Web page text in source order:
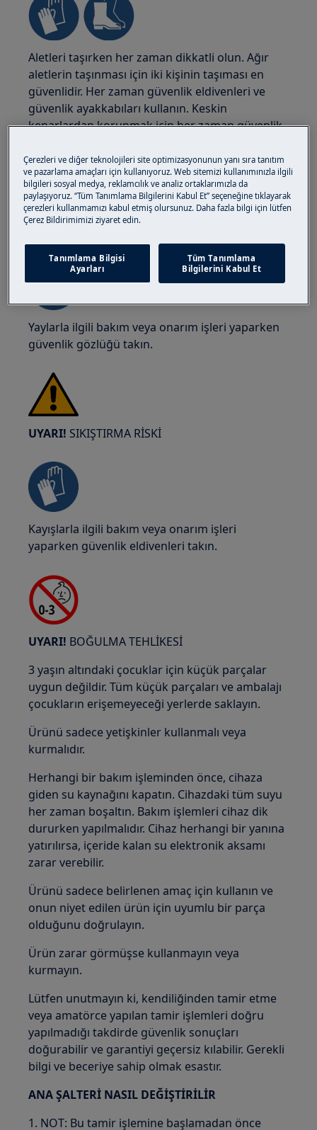
Aletleri taşırken her zaman dikkatli olun. Ağır
aletlerin taşınması için iki kişinin taşıması en
güvenlidir. Her zaman güvenlik eldivenleri ve
güvenlik ayakkabıları kullanın. Keskin
kenarlardan korunmak için her zaman güvenlik
Yaylarla ilgili bakım veya onarım işleri yaparken
güvenlik gözlüğü takın.
UYARI! SIKIŞTIRMA RİSKİ
Kayışlarla ilgili bakım veya onarım işleri
yaparken güvenlik eldivenleri takın.
UYARI! BOĞULMA TEHLİKESİ
3 yaşın altındaki çocuklar için küçük parçalar
uygun değildir. Tüm küçük parçaları ve ambalajı
çocukların erişemeyeceği yerlerde saklayın.
Ürünü sadece yetişkinler kullanmalı veya
kurmalıdır.
Herhangi bir bakım işleminden önce, cihaza
giden su kaynağını kapatın. Cihazdaki tüm suyu
her zaman boşaltın. Bakım işlemleri cihaz dik
dururken yapılmalıdır. Cihaz herhangi bir yanına
yatırılırsa, içeride kalan su elektronik aksamı
zarar verebilir.
Ürünü sadece belirlenen amaç için kullanın ve
onun niyet edilen ürün için uyumlu bir parça
olduğunu doğrulayın.
Ürün zarar görmüşse kullanmayın veya
kurmayın.
Lütfen unutmayın ki, kendiliğinden tamir etme
veya amatörce yapılan tamir işlemleri doğru
yapılmadığı takdirde güvenlik sonuçları
doğurabilir ve garantiyi geçersiz kılabilir. Gerekli
bilgi ve beceriye sahip olmak esastır.
ANA ŞALTERİ NASIL DEĞİŞTİRİLİR
1. NOT: Bu tamir işlemine başlamadan önce
Çerezleri ve diğer teknolojileri site optimizasyonunun yanı sıra tanıtım
ve pazarlama amaçları için kullanıyoruz. Web sitemizi kullanımınızla ilgili
bilgileri sosyal medya, reklamcılık ve analiz ortaklarımızla da
paylaşıyoruz. “Tüm Tanımlama Bilgilerini Kabul Et” seçeneğine tıklayarak
çerezleri kullanmamızı kabul etmiş olursunuz. Daha fazla bilgi için lütfen
Çerez Bildirimimizi ziyaret edin.
Tanımlama Bilgisi
Ayarları
Tüm Tanımlama
Bilgilerini Kabul Et